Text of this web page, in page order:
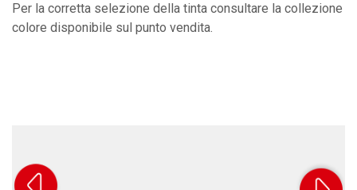
Per la corretta selezione della tinta consultare la collezione
colore disponibile sul punto vendita.